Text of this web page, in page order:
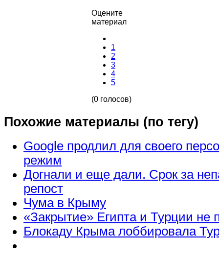
Оцените
материал
1
2
3
4
5
(0 голосов)
Похожие материалы (по тегу)
Google продлил для своего
режим
Догнали и еще дали. Срок за
репост
Чума в Крыму
«Закрытие» Египта и Турции не
Блокаду Крыма лоббировала